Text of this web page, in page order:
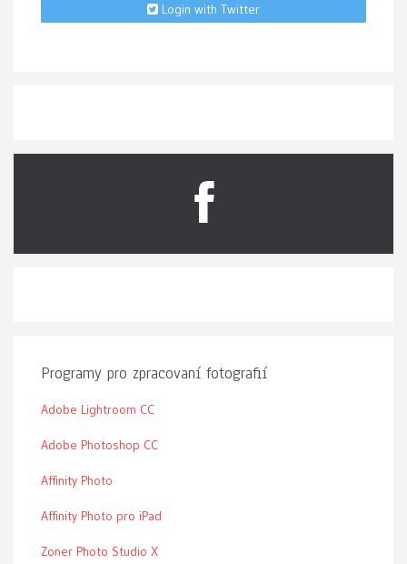
Login with Twitter
Programy pro zpracovaní fotografií
Adobe Lightroom CC
Adobe Photoshop CC
Affinity Photo
Affinity Photo pro iPad
Zoner Photo Studio X